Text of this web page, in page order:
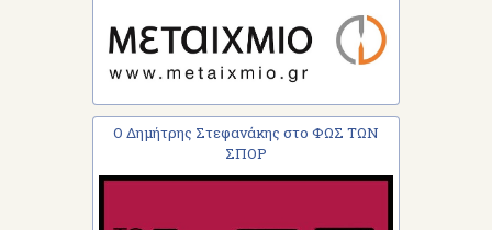
Ο Δημήτρης Στεφανάκης στο ΦΩΣ ΤΩΝ
ΣΠΟΡ